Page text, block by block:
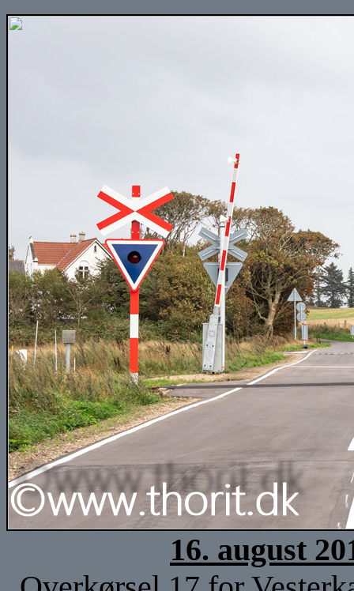
16. august